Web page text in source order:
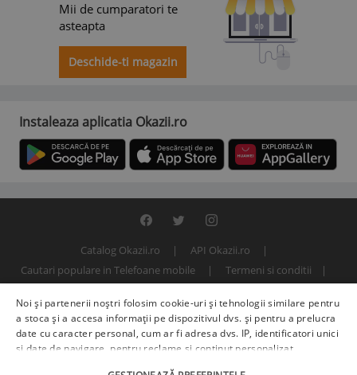
Mii de cumparatori te
asteapta
Deschide-ti magazin
Instaleaza aplicatia Okazii.ro
Catalog Okazii.ro
API Okazii.ro
Cautari populare in Telefoane mobile
Termeni si conditii
© 2000 - 2026 S.C. BITFACTOR S.R.L.
Noi și partenerii noștri folosim cookie-uri și tehnologii similare pentru
a stoca și a accesa informații pe dispozitivul dvs. și pentru a prelucra
date cu caracter personal, cum ar fi adresa dvs. IP, identificatori unici
și date de navigare, pentru reclame și conținut personalizat,